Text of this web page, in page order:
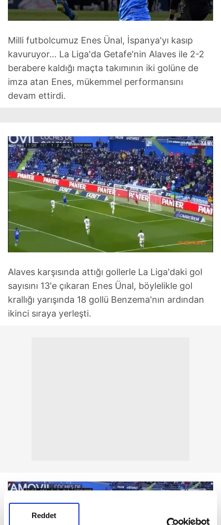
Reddet
Milli futbolcumuz Enes Ünal, İspanya'yı kasıp
kavuruyor… La Liga'da Getafe'nin Alaves ile 2-2
berabere kaldığı maçta takımının iki golüne de
imza atan Enes, mükemmel performansını
devam ettirdi.
Alaves karşısında attığı gollerle La Liga'daki gol
sayısını 13'e çıkaran Enes Ünal, böylelikle gol
krallığı yarışında 18 gollü Benzema'nın ardından
ikinci sıraya yerleşti.